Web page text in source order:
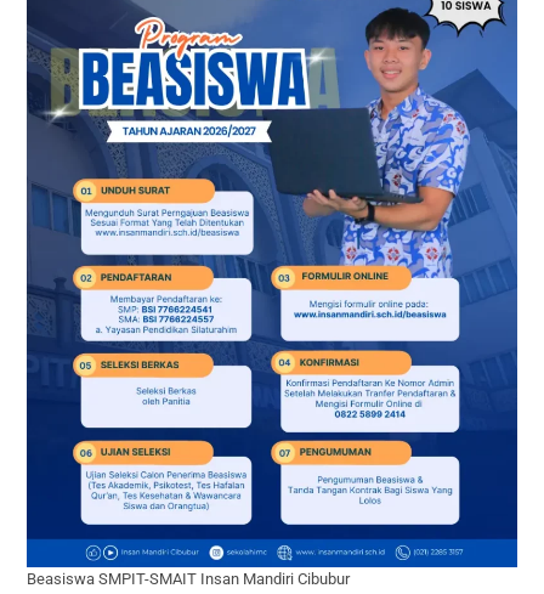
Beasiswa SMPIT-SMAIT Insan Mandiri Cibubur